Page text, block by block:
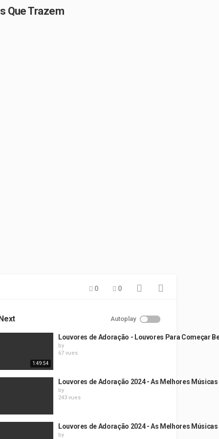
Que Trazem
0 0
Autoplay
1:49:54
Louvores de Adoração - Louvores Para Começar
by
67 vues
Louvores de Adoração 2024 - As Melhores
by
243 vues
Louvores de Adoração 2024 - As Melhores
by